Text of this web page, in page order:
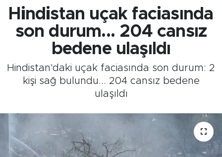
Hindistan uçak faciasında
son durum... 204 cansız
bedene ulaşıldı
Hindistan'daki uçak faciasında son durum: 2
kişi sağ bulundu... 204 cansız bedene
ulaşıldı
Gündem
Eskişehirspor
Spor
Kültür Sanat
Tarihçe
Eskişehir Trafik Yoğunluk Haritası
Süper Lig Puan Durumu ve Fikstür
Tüm Manşetler
Haber Arşivi